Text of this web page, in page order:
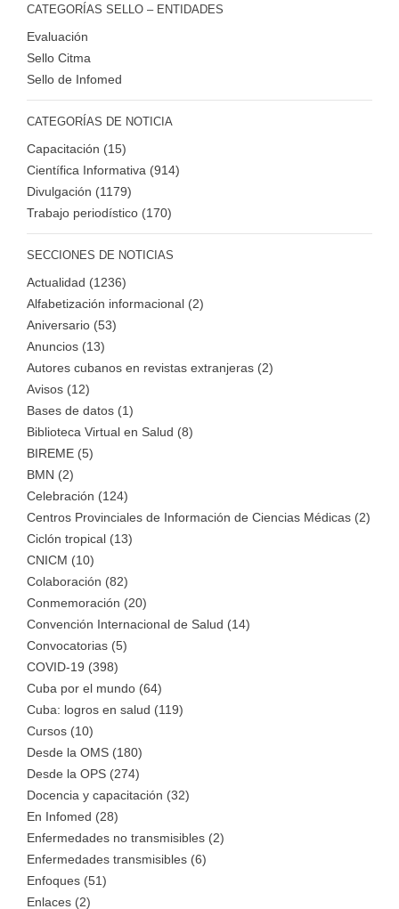
CATEGORÍAS SELLO – ENTIDADES
Evaluación
Sello Citma
Sello de Infomed
CATEGORÍAS DE NOTICIA
Capacitación (15)
Científica Informativa (914)
Divulgación (1179)
Trabajo periodístico (170)
SECCIONES DE NOTICIAS
Actualidad (1236)
Alfabetización informacional (2)
Aniversario (53)
Anuncios (13)
Autores cubanos en revistas extranjeras (2)
Avisos (12)
Bases de datos (1)
Biblioteca Virtual en Salud (8)
BIREME (5)
BMN (2)
Celebración (124)
Centros Provinciales de Información de Ciencias Médicas (2)
Ciclón tropical (13)
CNICM (10)
Colaboración (82)
Conmemoración (20)
Convención Internacional de Salud (14)
Convocatorias (5)
COVID-19 (398)
Cuba por el mundo (64)
Cuba: logros en salud (119)
Cursos (10)
Desde la OMS (180)
Desde la OPS (274)
Docencia y capacitación (32)
En Infomed (28)
Enfermedades no transmisibles (2)
Enfermedades transmisibles (6)
Enfoques (51)
Enlaces (2)